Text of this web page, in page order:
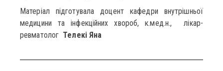
Матеріал підготувала доцент кафедри внутрішньої
медицини та інфекційних хвороб, к.мед.н., лікар-
ревматолог Телекі Яна